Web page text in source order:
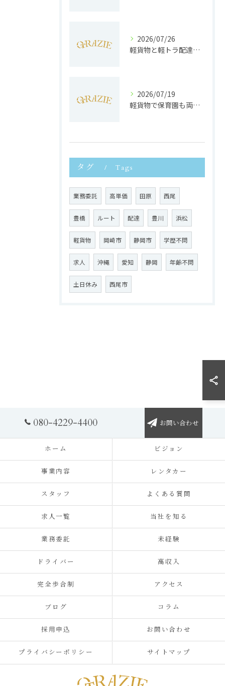
2026/07/26
軽貨物と軽トラ配達の収益実態と独立へのステップを徹底解説
2026/07/19
軽貨物で保育園も両立静岡県浜松市で子育てと働きやすさを実現する方法
タグ Tags
業務委託 高単価 田原 西尾
豊橋 ルート 配達 豊川 浜松
軽貨物 岡崎市 静岡市 学歴不問
求人 沖縄 愛知 静岡 年齢不問
土日休み 西尾市
080-4229-4400 お問い合わせ
ホーム ビジョン
事業内容 レンタカー
スタッフ よくある質問
求人一覧 当社を知る
業務委託 未経験
ドライバー 高収入
完全歩合制 アクセス
ブログ コラム
採用申込 お問い合わせ
プライバシーポリシー サイトマップ